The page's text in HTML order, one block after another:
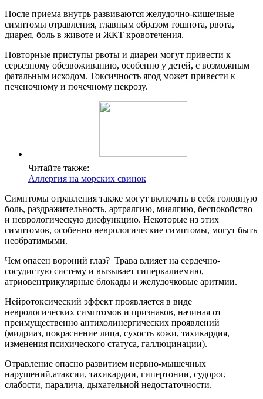
После приема внутрь развиваются желудочно-кишечные
симптомы отравления, главным образом тошнота, рвота,
диарея, боль в животе и ЖКТ кровотечения.
Повторные приступы рвоты и диареи могут привести к
серьезному обезвоживанию, особенно у детей, с возможным
фатальным исходом. Токсичность ягод может привести к
печеночному и почечному некрозу.
Читайте также:
Аллергия на морских свинок
Симптомы отравления также могут включать в себя головную
боль, раздражительность, артралгию, миалгию, беспокойство
и неврологическую дисфункцию. Некоторые из этих
симптомов, особенно неврологические симптомы, могут быть
необратимыми.
Чем опасен вороний глаз? Трава влияет на сердечно-
сосудистую систему и вызывает гиперкалиемию,
атриовентрикулярные блокады и желудочковые аритмии.
Нейротоксический эффект проявляется в виде
неврологических симптомов и признаков, начиная от
преимущественно антихолинергических проявлений
(мидриаз, покраснение лица, сухость кожи, тахикардия,
изменения психического статуса, галлюцинации).
Отравление опасно развитием нервно-мышечных
нарушений,атаксии, тахикардии, гипертонии, судорог,
слабости, паралича, дыхательной недостаточности.